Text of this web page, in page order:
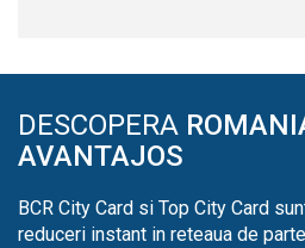
DESCOPERA
AVANTAJOS
BCR City Card si Top City Card
reduceri instant in reteaua de